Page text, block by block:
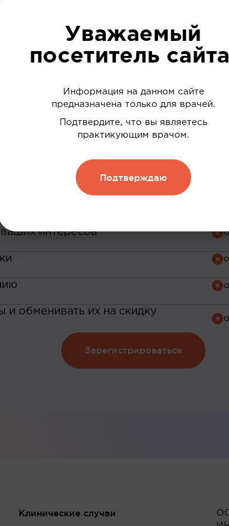
на
нашей
До
интересов
и обменивать их на скидку
Зарегистрироваться
Клинические случаи
Уважаемый
посетитель
Информация на данном сайте
предназначена только для врачей.
Подтвердите, что вы являетесь
практикующим врачом.
Подтверждаю